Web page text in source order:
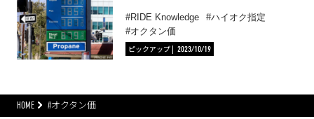
RIDE Knowledge
ハイオク指定
オクタン価
ピックアップ
2023/10/19
HOME #オクタン価